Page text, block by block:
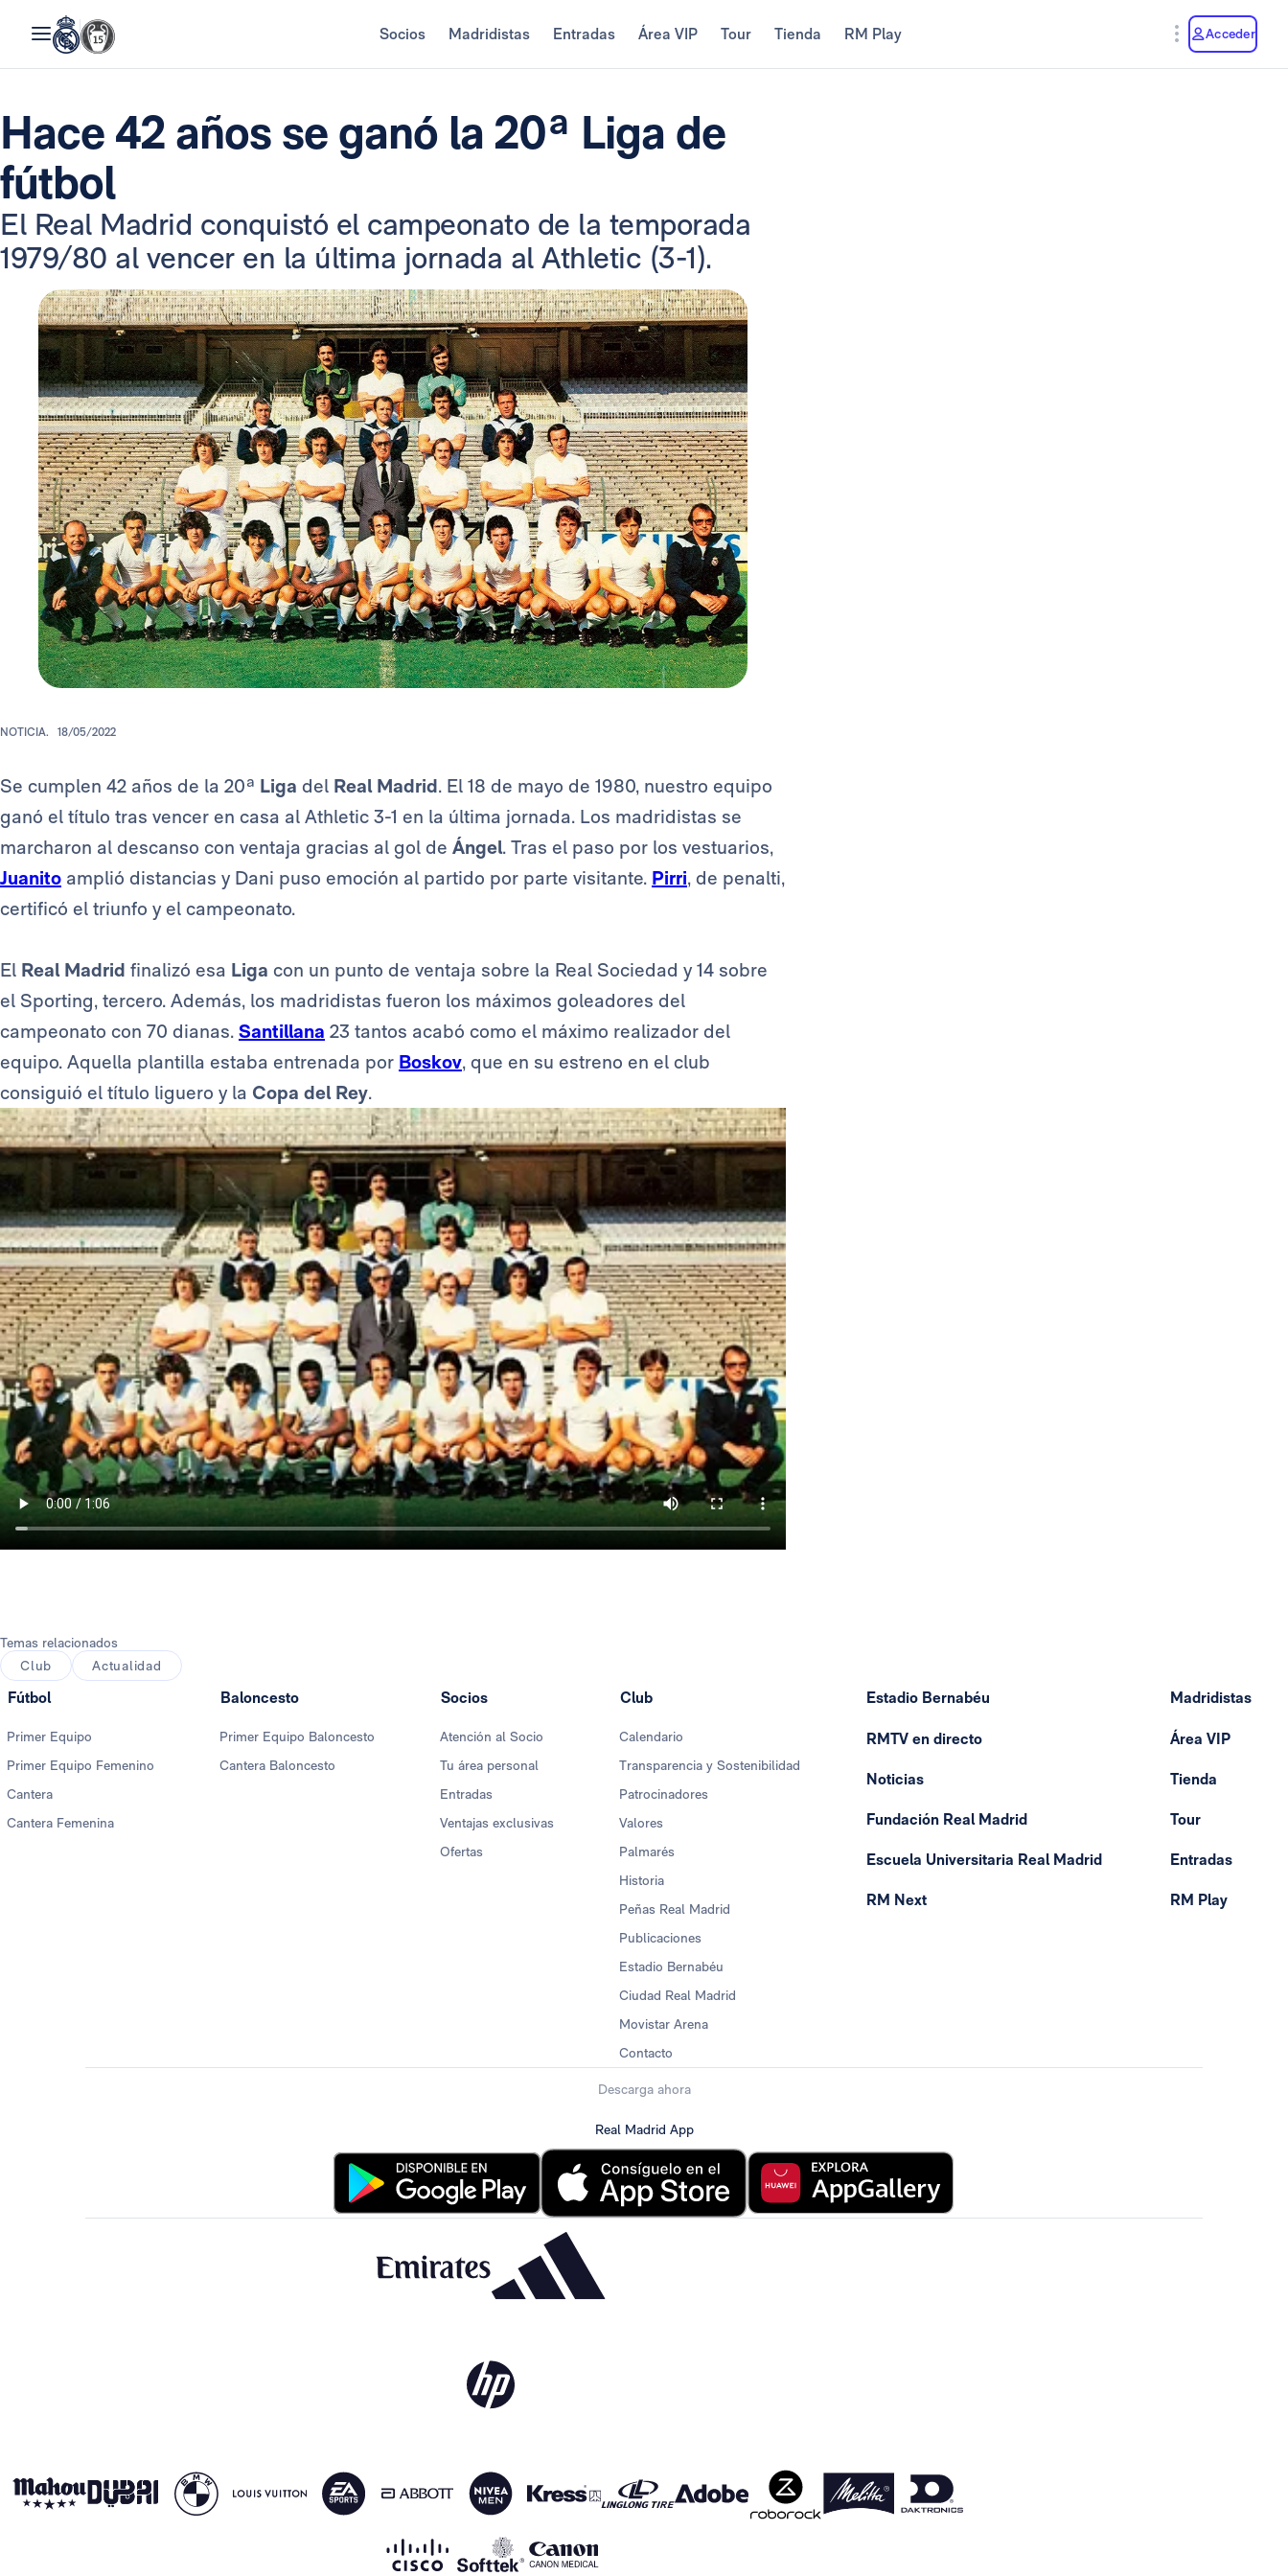
Socios Madridistas Entradas Área VIP Tour Tienda RM Play Acceder
Hace 42 años se ganó la 20ª Liga de
fútbol
El Real Madrid conquistó el campeonato de la temporada
1979/80 al vencer en la última jornada al Athletic (3-1).
NOTICIA. 18/05/2022
Se cumplen 42 años de la 20ª Liga del Real Madrid. El 18 de mayo de 1980, nuestro equipo
ganó el título tras vencer en casa al Athletic 3-1 en la última jornada. Los madridistas se
marcharon al descanso con ventaja gracias al gol de Ángel. Tras el paso por los vestuarios,
Juanito amplió distancias y Dani puso emoción al partido por parte visitante. Pirri, de penalti,
certificó el triunfo y el campeonato.
El Real Madrid finalizó esa Liga con un punto de ventaja sobre la Real Sociedad y 14 sobre
el Sporting, tercero. Además, los madridistas fueron los máximos goleadores del
campeonato con 70 dianas. Santillana 23 tantos acabó como el máximo realizador del
equipo. Aquella plantilla estaba entrenada por Boskov, que en su estreno en el club
consiguió el título liguero y la Copa del Rey.
Temas relacionados
Club
Actualidad
Fútbol
Primer Equipo
Primer Equipo Femenino
Cantera
Cantera Femenina
Baloncesto
Primer Equipo Baloncesto
Cantera Baloncesto
Socios
Atención al Socio
Tu área personal
Entradas
Ventajas exclusivas
Ofertas
Club
Calendario
Transparencia y Sostenibilidad
Patrocinadores
Valores
Palmarés
Historia
Peñas Real Madrid
Publicaciones
Estadio Bernabéu
Ciudad Real Madrid
Movistar Arena
Contacto
Estadio Bernabéu
RMTV en directo
Noticias
Fundación Real Madrid
Escuela Universitaria Real Madrid
RM Next
Madridistas
Área VIP
Tienda
Tour
Entradas
RM Play
Descarga ahora
Real Madrid App